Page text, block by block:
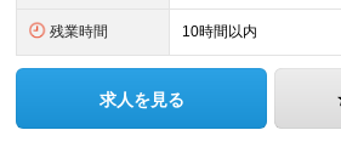
残業時間 10時間以内
求人を見る